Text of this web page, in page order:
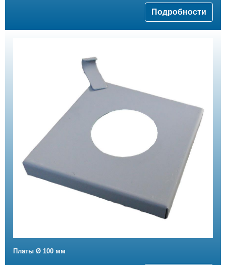
Подробности
Платы Ø 100 мм